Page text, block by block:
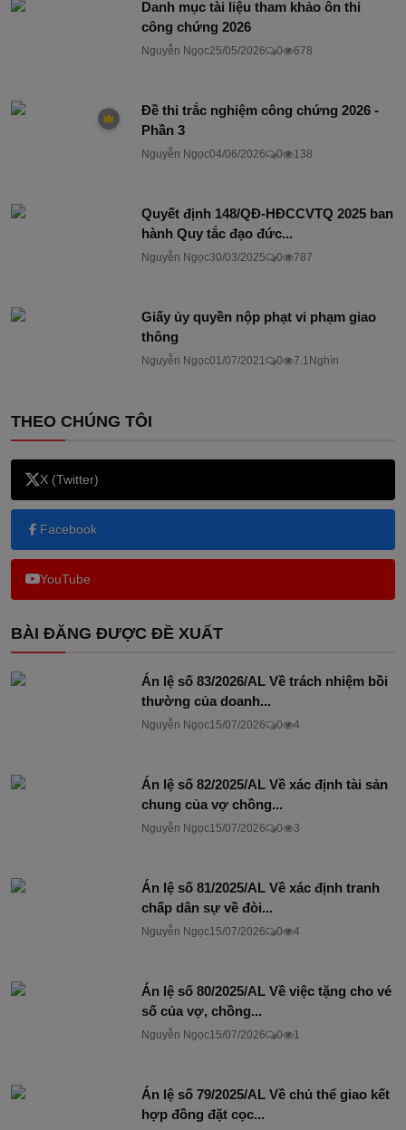
Danh mục tài liệu tham khảo ôn thi
công chứng 2026
Nguyễn Ngọc25/05/2026 0 678
Đề thi trắc nghiệm công chứng 2026 -
Phần 3
Nguyễn Ngọc04/06/2026 0 138
Quyết định 148/QĐ-HĐCCVTQ 2025 ban
hành Quy tắc đạo đức...
Nguyễn Ngọc30/03/2025 0 787
Giấy ủy quyền nộp phạt vi phạm giao
thông
Nguyễn Ngọc01/07/2021 0 7.1Nghìn
THEO CHÚNG TÔI
X (Twitter)
Facebook
YouTube
BÀI ĐĂNG ĐƯỢC ĐỀ XUẤT
Án lệ số 83/2026/AL Về trách nhiệm bồi
thường của doanh...
Nguyễn Ngọc15/07/2026 0 4
Án lệ số 82/2025/AL Về xác định tài sản
chung của vợ chồng...
Nguyễn Ngọc15/07/2026 0 3
Án lệ số 81/2025/AL Về xác định tranh
chấp dân sự về đòi...
Nguyễn Ngọc15/07/2026 0 4
Án lệ số 80/2025/AL Về việc tặng cho vé
số của vợ, chồng...
Nguyễn Ngọc15/07/2026 0 1
Án lệ số 79/2025/AL Về chủ thể giao kết
hợp đồng đặt cọc...